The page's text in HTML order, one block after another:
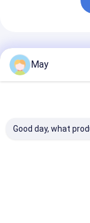
추천된 제품
May
Good day, what